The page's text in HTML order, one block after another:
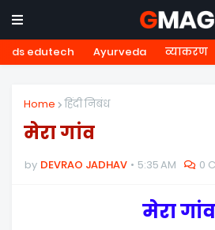
ds edutech Ayurveda व्याकरण
Home हिंदी निबंध
मेरा गांव
by DEVRAO JADHAV 5:35 AM 0
मेरा गांव